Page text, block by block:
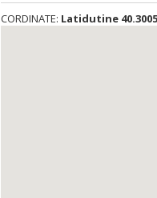
CORDINATE: Latidutine